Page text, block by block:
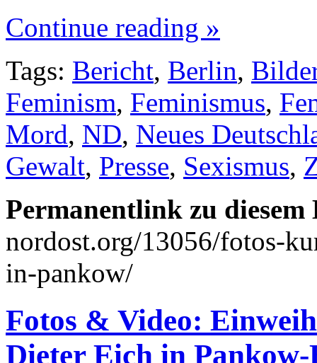
Continue reading »
Tags: Bericht, Berlin,
Feminism, Feminismus,
Mord, ND, Neues
Gewalt, Presse, Sexismus,
Permanentlink zu
nordost.org/13056/fotos-
in-pankow/
Fotos & Video:
Dieter Eich in Pankow-